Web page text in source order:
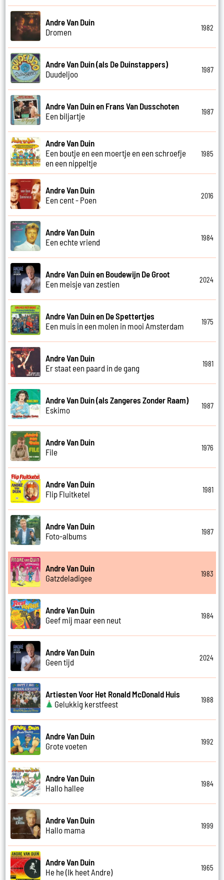
Andre Van Duin
Dromen
1982
Andre Van Duin (als De Duinstappers)
Duudeljoo
1987
Andre Van Duin en Frans Van Dusschoten
Een biljartje
1987
Andre Van Duin
Een boutje en een moertje en een schroefje
en een nippeltje
1985
Andre Van Duin
Een cent - Poen
2016
Andre Van Duin
Een echte vriend
1984
Andre Van Duin en Boudewijn De Groot
Een meisje van zestien
2024
Andre Van Duin en De Spettertjes
Een muis in een molen in mooi Amsterdam
1975
Andre Van Duin
Er staat een paard in de gang
1981
Andre Van Duin (als Zangeres Zonder Raam)
Eskimo
1987
Andre Van Duin
File
1976
Andre Van Duin
Flip Fluitketel
1981
Andre Van Duin
Foto-albums
1987
Andre Van Duin
Gatzdeladigee
1983
Andre Van Duin
Geef mij maar een neut
1984
Andre Van Duin
Geen tijd
2024
Artiesten Voor Het Ronald McDonald Huis
Gelukkig kerstfeest
1988
Andre Van Duin
Grote voeten
1992
Andre Van Duin
Hallo hallee
1984
Andre Van Duin
Hallo mama
1999
Andre Van Duin
He he (Ik heet Andre)
1965